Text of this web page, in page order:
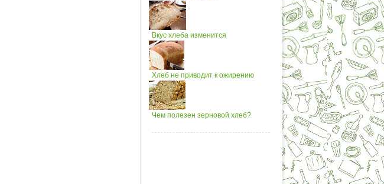
Вкус хлеба изменится
Хлеб не приводит к ожирению
Чем полезен зерновой хлеб?